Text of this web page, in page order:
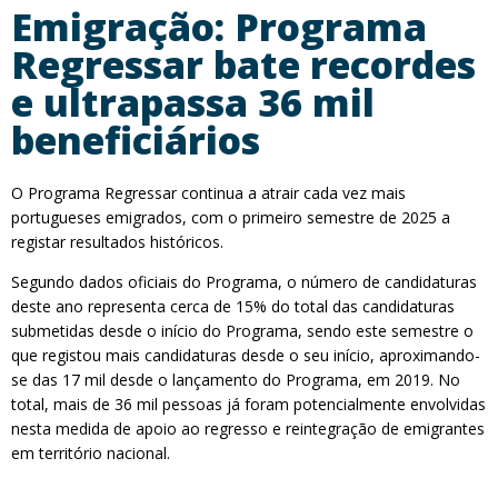
Emigração: Programa
Regressar bate recordes
e ultrapassa 36 mil
beneficiários
O Programa Regressar continua a atrair cada vez mais
portugueses emigrados, com o primeiro semestre de 2025 a
registar resultados históricos.
Segundo dados oficiais do Programa, o número de candidaturas
deste ano representa cerca de 15% do total das candidaturas
submetidas desde o início do Programa, sendo este semestre o
que registou mais candidaturas desde o seu início, aproximando-
se das 17 mil desde o lançamento do Programa, em 2019. No
total, mais de 36 mil pessoas já foram potencialmente envolvidas
nesta medida de apoio ao regresso e reintegração de emigrantes
em território nacional.